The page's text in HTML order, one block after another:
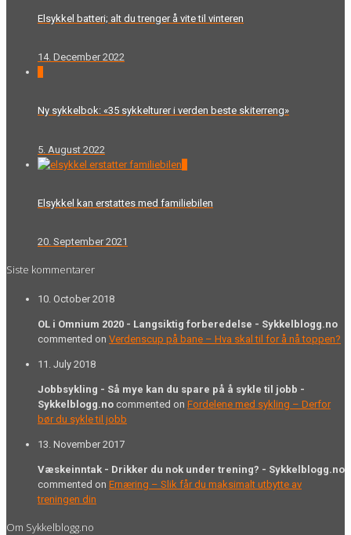
Elsykkel batteri; alt du trenger å vite til vinteren
14. December 2022
Ny sykkelbok: «35 sykkelturer i verden beste skiterreng»
5. August 2022
Elsykkel kan erstattes med familiebilen
20. September 2021
Siste kommentarer
10. October 2018
OL i Omnium 2020 - Langsiktig forberedelse - Sykkelblogg.no
commented on Verdenscup på bane – Hva skal til for å nå toppen?
11. July 2018
Jobbsykling - Så mye kan du spare på å sykle til jobb -
Sykkelblogg.no commented on Fordelene med sykling – Derfor
bør du sykle til jobb
13. November 2017
Væskeinntak - Drikker du nok under trening? - Sykkelblogg.no
commented on Ernæring – Slik får du maksimalt utbytte av
treningen din
Om Sykkelblogg.no